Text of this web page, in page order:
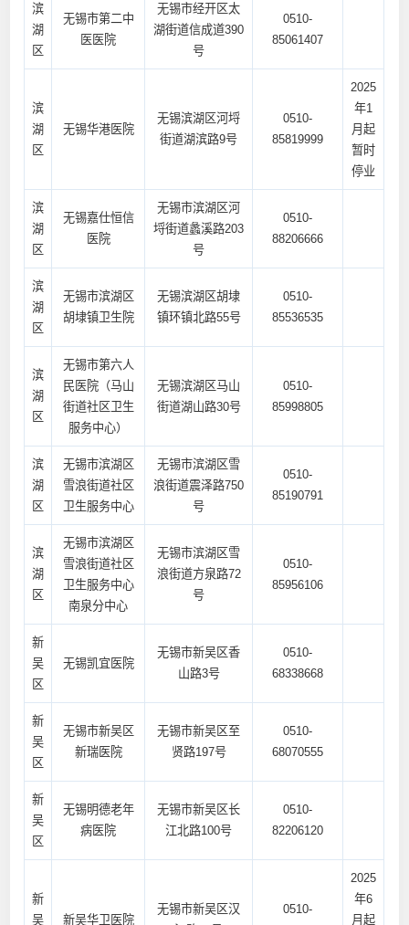
滨
湖
区
无锡市第二中
医医院
无锡市经开区太
湖街道信成道390
号
0510-
85061407
滨
湖
区
无锡华港医院
无锡滨湖区河埒
街道湖滨路9号
0510-
85819999
2025
年1
月起
暂时
停业
滨
湖
区
无锡嘉仕恒信
医院
无锡市滨湖区河
埒街道蠡溪路203
号
0510-
88206666
滨
湖
区
无锡市滨湖区
胡埭镇卫生院
无锡滨湖区胡埭
镇环镇北路55号
0510-
85536535
滨
湖
区
无锡市第六人
民医院（马山
街道社区卫生
服务中心）
无锡滨湖区马山
街道湖山路30号
0510-
85998805
滨
湖
区
无锡市滨湖区
雪浪街道社区
卫生服务中心
无锡市滨湖区雪
浪街道震泽路750
号
0510-
85190791
滨
湖
区
无锡市滨湖区
雪浪街道社区
卫生服务中心
南泉分中心
无锡市滨湖区雪
浪街道方泉路72
号
0510-
85956106
新
吴
区
无锡凯宜医院
无锡市新吴区香
山路3号
0510-
68338668
新
吴
区
无锡市新吴区
新瑞医院
无锡市新吴区至
贤路197号
0510-
68070555
新
吴
区
无锡明德老年
病医院
无锡市新吴区长
江北路100号
0510-
82206120
新
吴
新吴华卫医院
无锡市新吴区汉
0510-
2025
年6
月起